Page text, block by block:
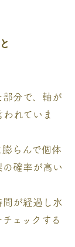
分で、軸が
れていま
らんで個体
確率が高い
が経過し水
ェックする